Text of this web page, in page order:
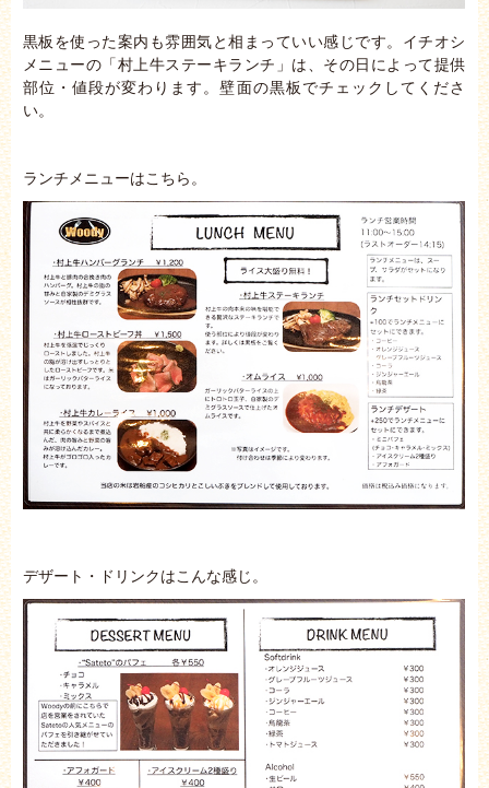
黒板を使った案内も雰囲気と相まっていい感じです。イチオシ
メニューの「村上牛ステーキランチ」は、その日によって提供
部位・値段が変わります。壁面の黒板でチェックしてくださ
い。
ランチメニューはこちら。
デザート・ドリンクはこんな感じ。